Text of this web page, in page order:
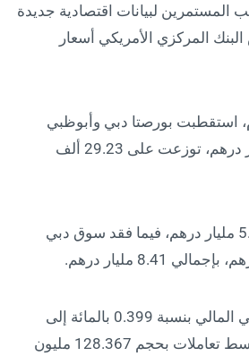
المستمرين لبيانات اقتصادية جديدة
المركزي الأمريكي أسعار
استقطبت بورصتا دبي وأبوظبي
سيولة بحجم 1.28 مليار درهم، توزعت على 29.23 ألف
وخسر سوق أبوظبي 5.9 مليار درهم، فيما فقد سوق دبي
انخفض مؤشر سوق دبي المالي بنسبة 0.399 بالمائة إلى
مستوى 4184 نقطة، وسط تعاملات بحجم 128.367 مليون